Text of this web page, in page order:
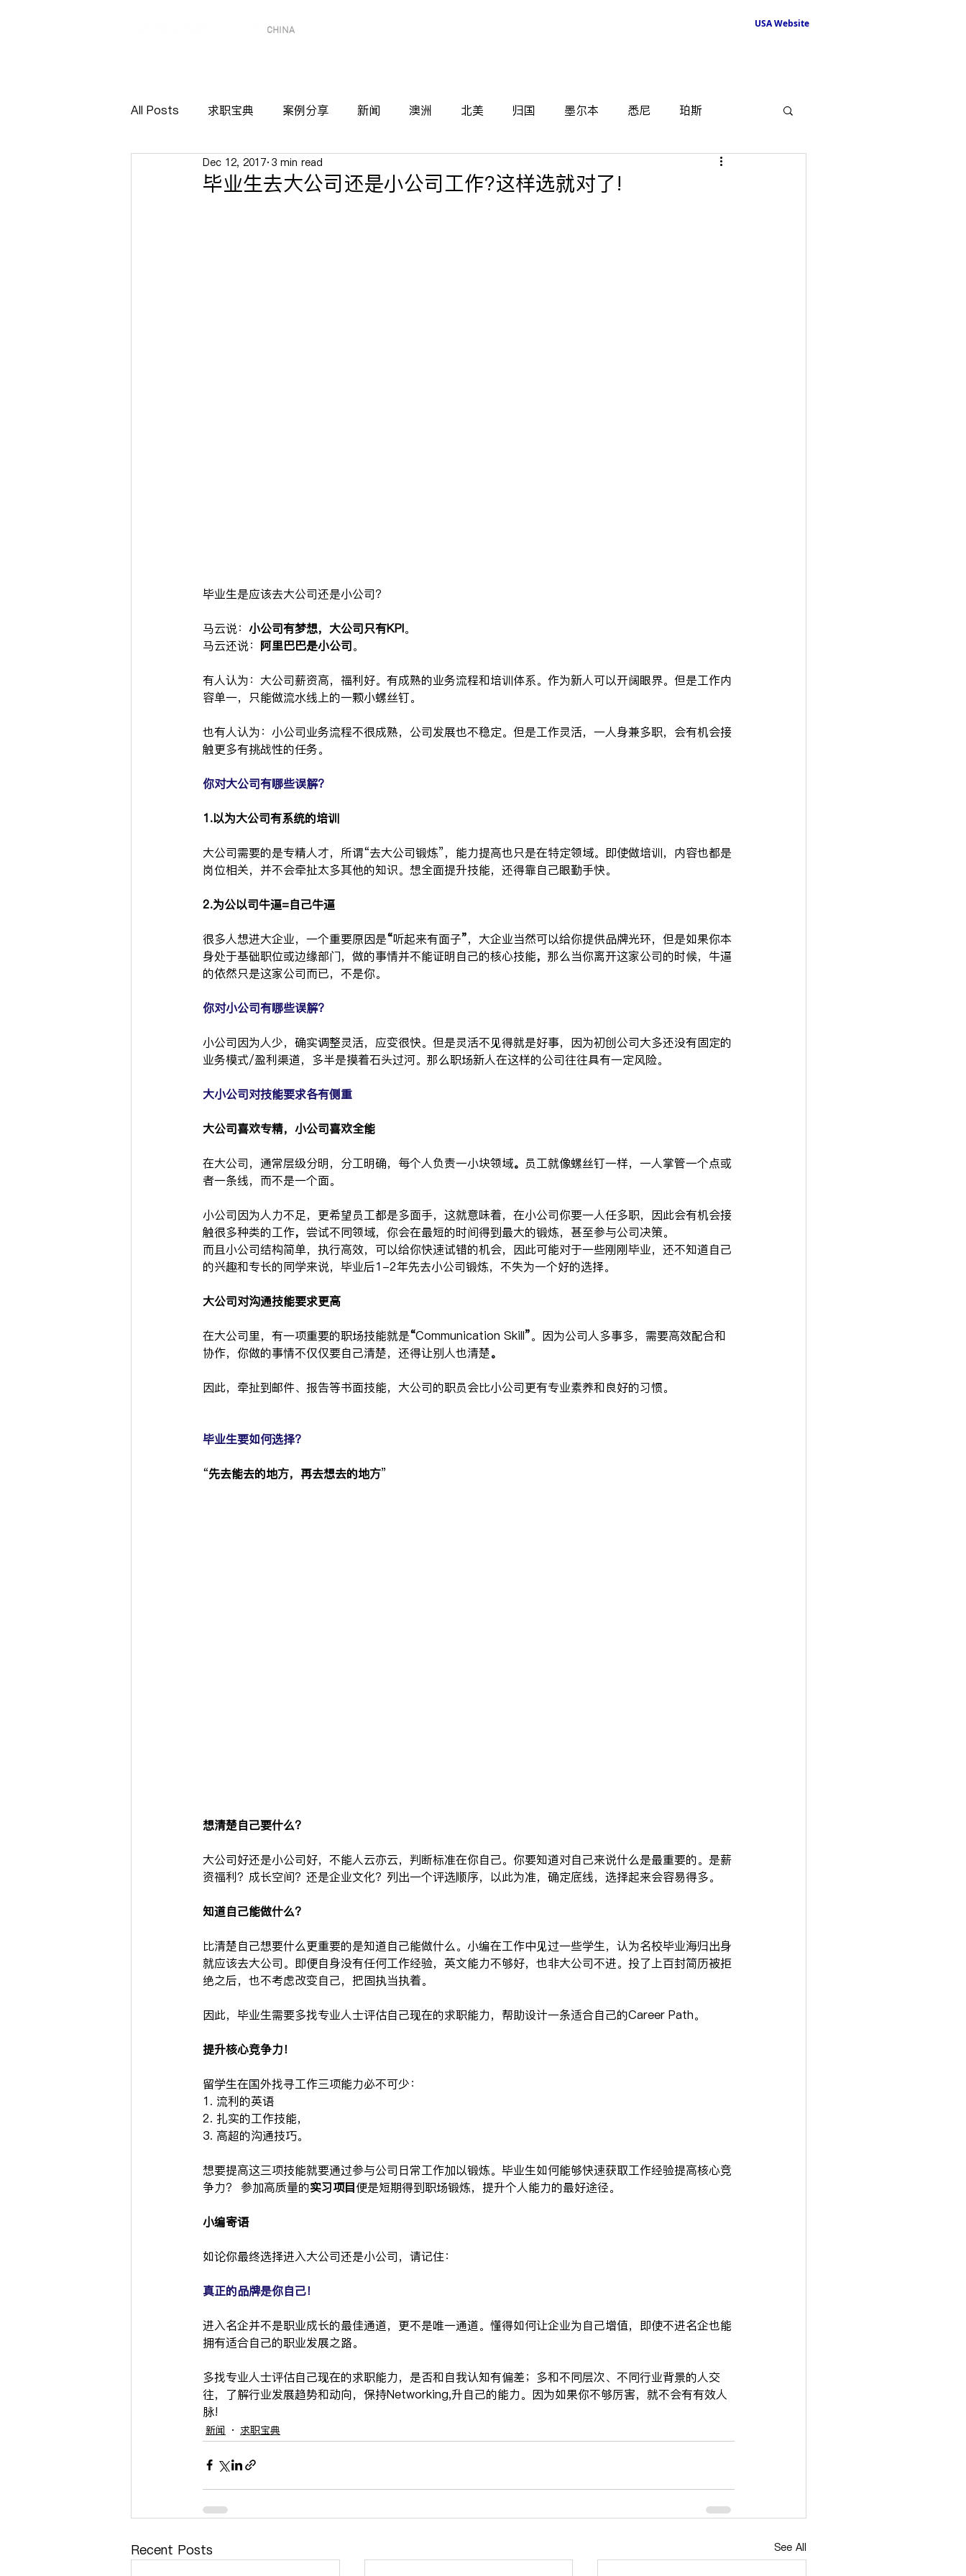
CHINA
USA Website
All Posts 求职宝典 案例分享 新闻 澳洲 北美 归国 墨尔本 悉尼 珀斯
毕业生去大公司还是小公司工作?这样选就对了!
Dec 12, 2017 3 min read
毕业生是应该去大公司还是小公司？
马云说： 小公司有梦想，大公司只有KPI。
马云还说： 阿里巴巴是小公司。
有人认为：大公司薪资高，福利好。有成熟的业务流程和培训体系。作为新人可以开阔眼界。但是工作内
容单一，只能做流水线上的一颗小螺丝钉。
也有人认为：小公司业务流程不很成熟，公司发展也不稳定。但是工作灵活，一人身兼多职，会有机会接
触更多有挑战性的任务。
你对大公司有哪些误解？
1.以为大公司有系统的培训
大公司需要的是专精人才，所谓“去大公司锻炼”，能力提高也只是在特定领域。即使做培训，内容也都是
岗位相关，并不会牵扯太多其他的知识。想全面提升技能，还得靠自己眼勤手快。
2.为公以司牛逼=自己牛逼
很多人想进大企业，一个重要原因是“听起来有面子”，大企业当然可以给你提供品牌光环，但是如果你本
身处于基础职位或边缘部门，做的事情并不能证明自己的核心技能， 那么当你离开这家公司的时候，牛逼
的依然只是这家公司而已，不是你。
你对小公司有哪些误解？
小公司因为人少，确实调整灵活，应变很快。但是灵活不见得就是好事，因为初创公司大多还没有固定的
业务模式/盈利渠道，多半是摸着石头过河。那么职场新人在这样的公司往往具有一定风险。
大小公司对技能要求各有侧重
大公司喜欢专精，小公司喜欢全能
在大公司，通常层级分明，分工明确，每个人负责一小块领域。 员工就像螺丝钉一样，一人掌管一个点或
者一条线，而不是一个面。
小公司因为人力不足，更希望员工都是多面手，这就意味着，在小公司你要一人任多职，因此会有机会接
触很多种类的工作， 尝试不同领域，你会在最短的时间得到最大的锻炼，甚至参与公司决策。
而且小公司结构简单，执行高效，可以给你快速试错的机会，因此可能对于一些刚刚毕业，还不知道自己
的兴趣和专长的同学来说，毕业后1-2年先去小公司锻炼，不失为一个好的选择。
大公司对沟通技能要求更高
在大公司里，有一项重要的职场技能就是“Communication Skill”。因为公司人多事多，需要高效配合和
协作，你做的事情不仅仅要自己清楚，还得让别人也清楚。
因此，牵扯到邮件、报告等书面技能，大公司的职员会比小公司更有专业素养和良好的习惯。
毕业生要如何选择？
“先去能去的地方，再去想去的地方”
想清楚自己要什么？
大公司好还是小公司好，不能人云亦云，判断标准在你自己。你要知道对自己来说什么是最重要的。是薪
资福利？成长空间？还是企业文化？列出一个评选顺序，以此为准，确定底线，选择起来会容易得多。
知道自己能做什么？
比清楚自己想要什么更重要的是知道自己能做什么。小编在工作中见过一些学生，认为名校毕业海归出身
就应该去大公司。即便自身没有任何工作经验，英文能力不够好，也非大公司不进。投了上百封简历被拒
绝之后，也不考虑改变自己，把固执当执着。
因此，毕业生需要多找专业人士评估自己现在的求职能力，帮助设计一条适合自己的Career Path。
提升核心竞争力！
留学生在国外找寻工作三项能力必不可少：
1. 流利的英语
2. 扎实的工作技能，
3. 高超的沟通技巧。
想要提高这三项技能就要通过参与公司日常工作加以锻炼。毕业生如何能够快速获取工作经验提高核心竞
争力？ 参加高质量的实习项目便是短期得到职场锻炼，提升个人能力的最好途径。
小编寄语
如论你最终选择进入大公司还是小公司，请记住：
真正的品牌是你自己！
进入名企并不是职业成长的最佳通道，更不是唯一通道。懂得如何让企业为自己增值，即使不进名企也能
拥有适合自己的职业发展之路。
多找专业人士评估自己现在的求职能力，是否和自我认知有偏差；多和不同层次、不同行业背景的人交
往，了解行业发展趋势和动向，保持Networking,升自己的能力。因为如果你不够厉害，就不会有有效人
脉!
新闻 求职宝典
Recent Posts See All